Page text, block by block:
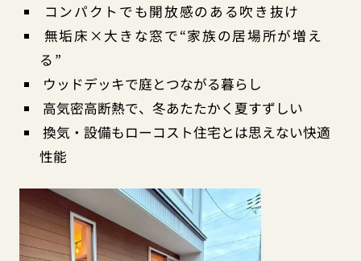
コンパクトでも開放感のある吹き抜け
無垢床×大きな窓で“家族の居場所が増え
る”
ウッドデッキで庭とつながる暮らし
高気密高断熱で、冬あたたかく夏すずしい
換気・設備もローコスト住宅とは思えない快適
性能